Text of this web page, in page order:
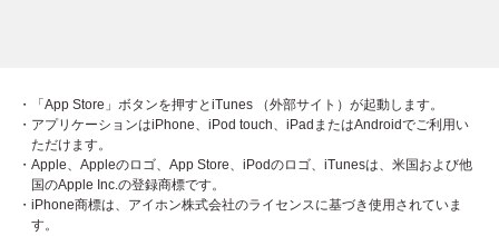
・「App Store」ボタンを押すとiTunes （外部サイト）が起動します。
・アプリケーションはiPhone、iPod touch、iPadまたはAndroidでご利用い
ただけます。
・Apple、Appleのロゴ、App Store、iPodのロゴ、iTunesは、米国および他
国のApple Inc.の登録商標です。
・iPhone商標は、アイホン株式会社のライセンスに基づき使用されていま
す。